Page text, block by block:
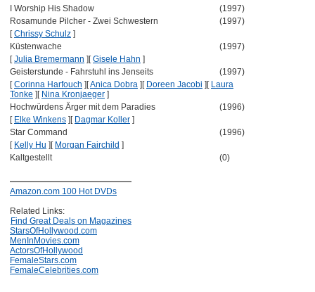
I Worship His Shadow
(1997)
Rosamunde Pilcher - Zwei Schwestern
(1997)
[Chrissy Schulz ]
Küstenwache
(1997)
[Julia Bremermann ] [Gisele Hahn ]
Geisterstunde - Fahrstuhl ins Jenseits
(1997)
[Corinna Harfouch ] [Anica Dobra ] [ Doreen Jacobi ] [ Laura
Tonke ] [ Nina Kronjaeger ]
Hochwürdens Ärger mit dem Paradies
(1996)
[ Elke Winkens ] [ Dagmar Koller ]
Star Command
(1996)
[ Kelly Hu ] [ Morgan Fairchild ]
Kaltgestellt
(0)
Amazon.com 100 Hot DVDs
Related Links:
Find Great Deals on Magazines
StarsOfHollywood.com
MenInMovies.com
ActorsOfHollywood
FemaleStars.com
FemaleCelebrities.com